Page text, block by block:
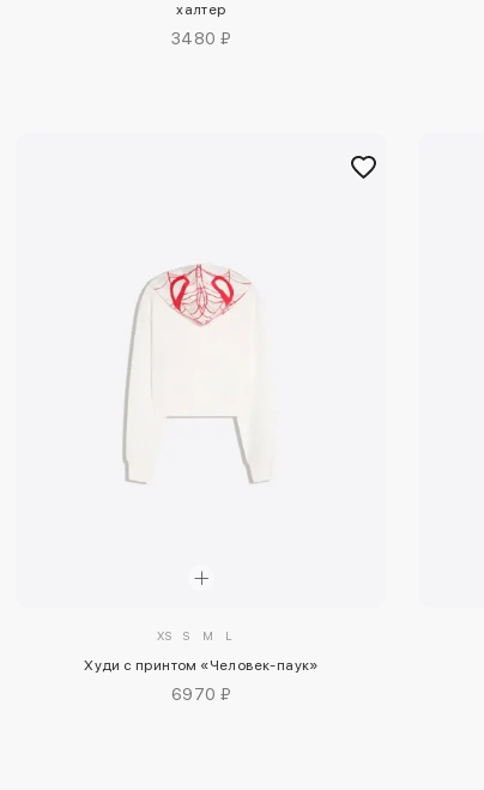
халтер
3480 ₽
XS S M L
Худи с принтом «Человек-паук»
6970 ₽